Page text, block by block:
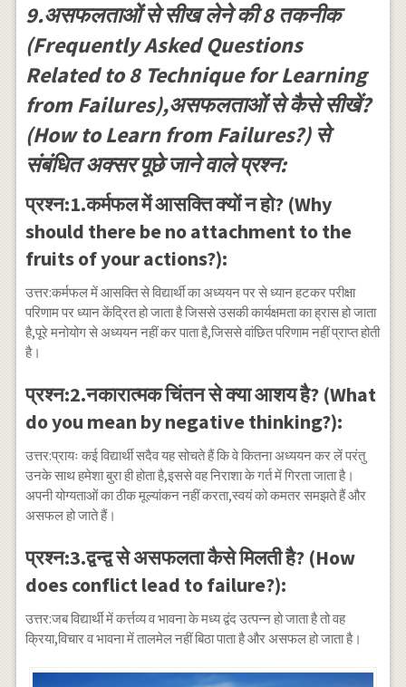
9.असफलताओं से सीख लेने की 8 तकनीक
(Frequently Asked Questions
Related to 8 Technique for Learning
from Failures),असफलताओं से कैसे सीखें?
(How to Learn from Failures?) से
संबंधित अक्सर पूछे जाने वाले प्रश्न:
प्रश्न:1.कर्मफल में आसक्ति क्यों न हो? (Why
should there be no attachment to the
fruits of your actions?):
उत्तर:कर्मफल में आसक्ति से विद्यार्थी का अध्ययन पर से ध्यान हटकर परीक्षा
परिणाम पर ध्यान केंद्रित हो जाता है जिससे उसकी कार्यक्षमता का ह्रास हो जाता
है,पूरे मनोयोग से अध्ययन नहीं कर पाता है,जिससे वांछित परिणाम नहीं प्राप्त होती
है।
प्रश्न:2.नकारात्मक चिंतन से क्या आशय है? (What
do you mean by negative thinking?):
उत्तर:प्रायः कई विद्यार्थी सदैव यह सोचते हैं कि वे कितना अध्ययन कर लें परंतु
उनके साथ हमेशा बुरा ही होता है,इससे वह निराशा के गर्त में गिरता जाता है।
अपनी योग्यताओं का ठीक मूल्यांकन नहीं करता,स्वयं को कमतर समझते हैं और
असफल हो जाते हैं।
प्रश्न:3.द्वन्द्व से असफलता कैसे मिलती है? (How
does conflict lead to failure?):
उत्तर:जब विद्यार्थी में कर्त्तव्य व भावना के मध्य द्वंद उत्पन्न हो जाता है तो वह
क्रिया,विचार व भावना में तालमेल नहीं बिठा पाता है और असफल हो जाता है।